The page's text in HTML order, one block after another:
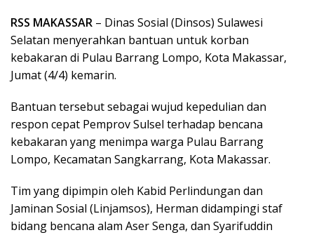
RSS MAKASSAR – Dinas Sosial (Dinsos) Sulawesi
Selatan menyerahkan bantuan untuk korban
kebakaran di Pulau Barrang Lompo, Kota Makassar,
Jumat (4/4) kemarin.
Bantuan tersebut sebagai wujud kepedulian dan
respon cepat Pemprov Sulsel terhadap bencana
kebakaran yang menimpa warga Pulau Barrang
Lompo, Kecamatan Sangkarrang, Kota Makassar.
Tim yang dipimpin oleh Kabid Perlindungan dan
Jaminan Sosial (Linjamsos), Herman didampingi staf
bidang bencana alam Aser Senga, dan Syarifuddin